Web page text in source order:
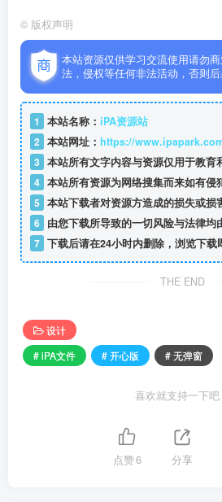
© 版权声明
本站资源仅供学习交流使用请勿
法，侵权等任何非法活动，否则后
1 本站名称： iPA资源站
2 本站网址： https://
3 本站所有文字内容与资源仅用于教育
4 本站所有资源为网络搜集而来如有侵
5 本站下载者对资源方造成的损失或损
6 由您下载所导致的一切风险与法律均
7 下载后请在24小时内删除，浏览下载
THE END
设计
# iPA文件
# 开心版 # 无弹窗
喜欢就支持一下吧
点赞6 分享